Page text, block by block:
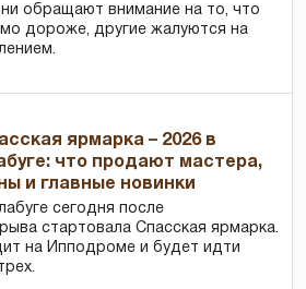
обращают внимание на то, что
дороже, другие жалуются на
ярмарка – 2026 в
что продают мастера,
и главные новинки
сегодня после
стартовала Спасская ярмарка.
на Ипподроме и будет идти